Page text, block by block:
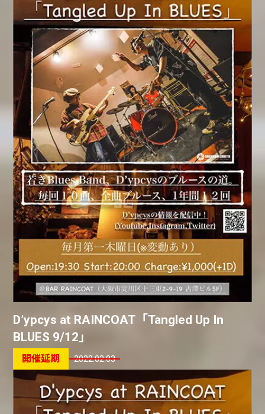
D’ypcys at RAINCOAT「Tangled Up In
BLUES 9/12」
2022.02.03